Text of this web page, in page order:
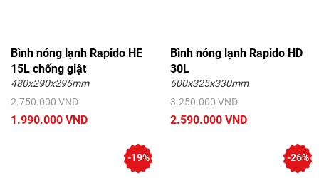
Bình nóng lạnh Rapido HE
15L chống giật
480x290x295mm
2.750.000 VND
1.990.000 VND
Bình nóng lạnh Rapido HD
30L
600x325x330mm
3.250.000 VND
2.590.000 VND
-19% -26%